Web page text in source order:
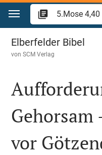
Zum Inhalt springen
5.Mose 4
Elberfelder Bibel
vonSCM Verlag
Gehorsam
vor